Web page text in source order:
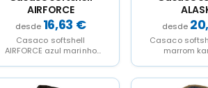
AIRFORCE
16,63 €
Casaco softshell
AIRFORCE azul marinho
Casaco
marrom